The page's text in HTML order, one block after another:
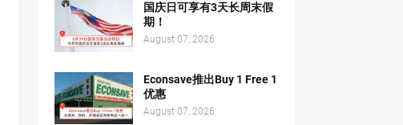
国庆日可享有3天长周末假
期！
August 07, 2026
Econsave推出Buy 1 Free 1
优惠
August 07, 2026